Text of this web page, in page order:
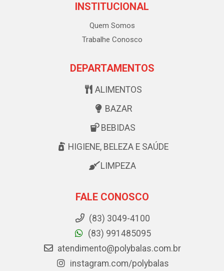
INSTITUCIONAL
Quem Somos
Trabalhe Conosco
DEPARTAMENTOS
ALIMENTOS
BAZAR
BEBIDAS
HIGIENE, BELEZA E SAÚDE
LIMPEZA
FALE CONOSCO
(83) 3049-4100
(83) 991485095
atendimento@polybalas.com.br
instagram.com/polybalas